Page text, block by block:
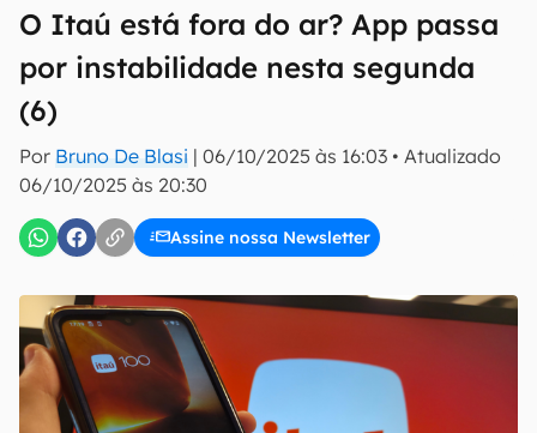
O Itaú está fora do ar? App passa
por instabilidade nesta segunda
(6)
Por Bruno De Blasi | 06/10/2025 às 16:03 • Atualizado
06/10/2025 às 20:30
Assine nossa Newsletter
mão.
E-mail
inscreva-se
Confirmo que li, aceito e concordo com os Termos de
Uso e Política de Privacidade do Canaltech.